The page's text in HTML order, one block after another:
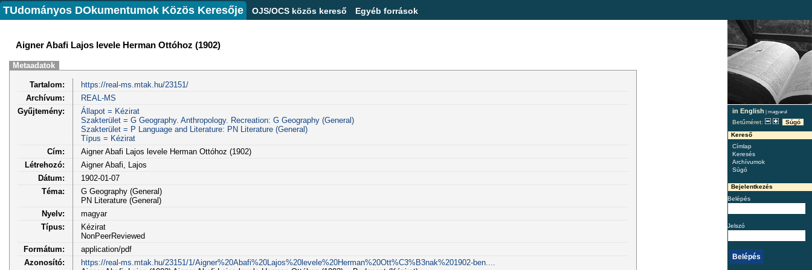
TUdományos DOkumentumok Közös Keresője OJS/OCS közös kereső Egyéb források
in English | magyarul
Betűméret:
Súgó
Kereső
Címlap
Keresés
Archívumok
Súgó
Bejelentkezés
Belépés
Jelszó
Aigner Abafi Lajos levele Herman Ottóhoz (1902)
Metaadatok
Tartalom:
https://real-ms.mtak.hu/23151/
Archívum:
REAL-MS
Gyűjtemény:
Állapot = Kézirat
Szakterület = G Geography. Anthropology. Recreation: G Geography (General)
Szakterület = P Language and Literature: PN Literature (General)
Típus = Kézirat
Cím:
Aigner Abafi Lajos levele Herman Ottóhoz (1902)
Létrehozó:
Aigner Abafi, Lajos
Dátum:
1902-01-07
Téma:
G Geography (General)
PN Literature (General)
Nyelv:
magyar
Típus:
Kézirat
NonPeerReviewed
Formátum:
application/pdf
Azonosító:
https://real-ms.mtak.hu/23151/1/Aigner%20Abafi%20Lajos%20levele%20Herman%20Ott%C3%B3nak%201902-ben....